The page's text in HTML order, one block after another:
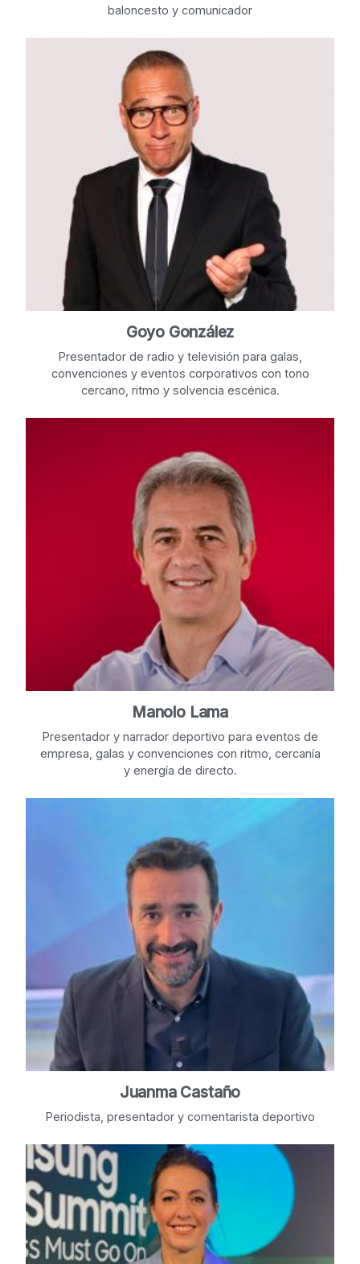
baloncesto y comunicador
Goyo González
Presentador de radio y televisión para galas,
convenciones y eventos corporativos con tono
cercano, ritmo y solvencia escénica.
Manolo Lama
Presentador y narrador deportivo para eventos de
empresa, galas y convenciones con ritmo, cercanía
y energía de directo.
Juanma Castaño
Periodista, presentador y comentarista deportivo